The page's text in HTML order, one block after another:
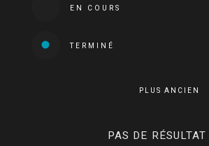
EN COURS
TERMINÉ
PLUS ANCIEN
PAS DE RÉSULTAT